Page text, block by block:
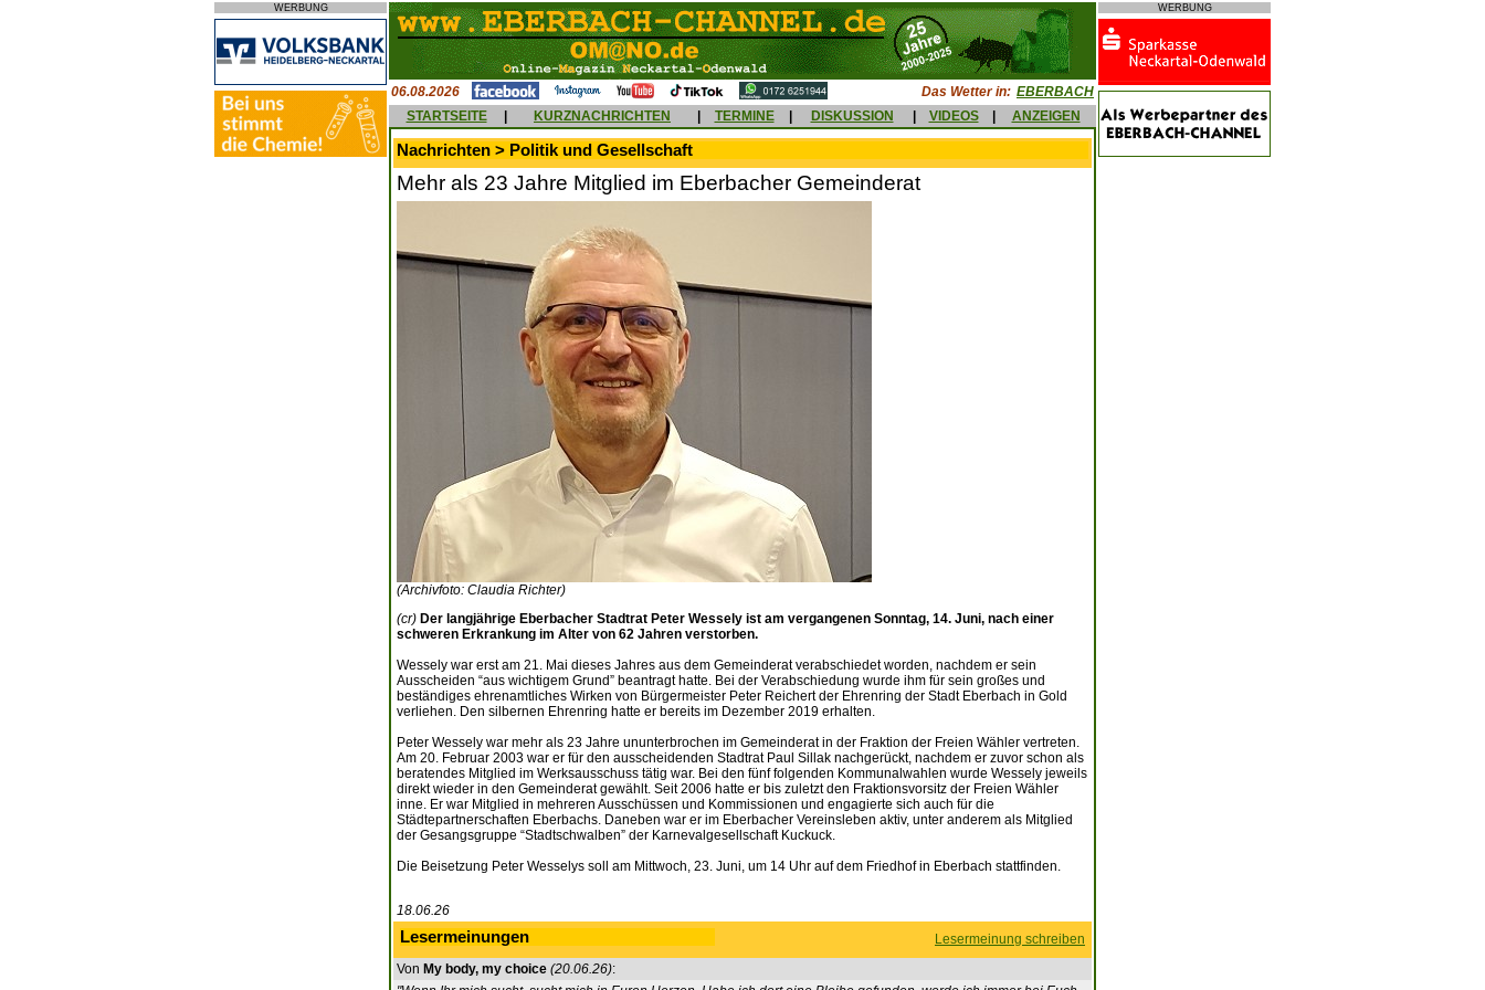
WERBUNG
06.08.2026 Das Wetter in: EBERBACH
STARTSEITE
KURZNACHRICHTEN TERMINE DISKUSSION VIDEOS ANZEIGEN
Nachrichten > Politik und Gesellschaft
Mehr als 23 Jahre Mitglied im Eberbacher Gemeinderat
(Archivfoto: Claudia Richter)
(cr) Der langjährige Eberbacher Stadtrat Peter Wessely ist am vergangenen Sonntag, 14. Juni, nach einer
schweren Erkrankung im Alter von 62 Jahren verstorben.
Wessely war erst am 21. Mai dieses Jahres aus dem Gemeinderat verabschiedet worden, nachdem er sein
Ausscheiden “aus wichtigem Grund” beantragt hatte. Bei der Verabschiedung wurde ihm für sein großes und
beständiges ehrenamtliches Wirken von Bürgermeister Peter Reichert der Ehrenring der Stadt Eberbach in Gold
verliehen. Den silbernen Ehrenring hatte er bereits im Dezember 2019 erhalten.
Peter Wessely war mehr als 23 Jahre ununterbrochen im Gemeinderat in der Fraktion der Freien Wähler vertreten.
Am 20. Februar 2003 war er für den ausscheidenden Stadtrat Paul Sillak nachgerückt, nachdem er zuvor schon als
beratendes Mitglied im Werksausschuss tätig war. Bei den fünf folgenden Kommunalwahlen wurde Wessely jeweils
direkt wieder in den Gemeinderat gewählt. Seit 2006 hatte er bis zuletzt den Fraktionsvorsitz der Freien Wähler
inne. Er war Mitglied in mehreren Ausschüssen und Kommissionen und engagierte sich auch für die
Städtepartnerschaften Eberbachs. Daneben war er im Eberbacher Vereinsleben aktiv, unter anderem als Mitglied
der Gesangsgruppe “Stadtschwalben” der Karnevalgesellschaft Kuckuck.
Die Beisetzung Peter Wesselys soll am Mittwoch, 23. Juni, um 14 Uhr auf dem Friedhof in Eberbach stattfinden.
18.06.26
Lesermeinungen
Lesermeinung schreiben
Von My body, my choice (20.06.26):
WERBUNG